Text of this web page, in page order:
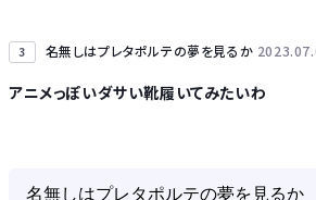
3 名無しはプレタポルテの夢を見るか
アニメっぽいダサい靴履いてみたいわ